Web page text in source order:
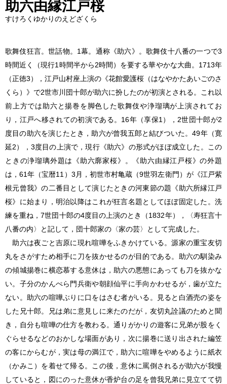
助六由縁江戸桜
すけろくゆかりのえどざくら
歌舞伎狂言。世話物。1幕。通称《助六》。歌舞伎十八番の一つで3
時間近く（現行1時間半から2時間）を要する華やかな大曲。1713年
（正徳3），江戸山村座上演の《花館愛護桜（はなやかたあいごのさ
くら）》で2世市川団十郎が助六に扮したのが初演とされる。これ以
前上方では助六と揚巻を脚色した歌舞伎や浄瑠璃が上演されてお
り，江戸へ移されての初演である。16年（享保1），2世団十郎が2
度目の助六を演じたとき，助六が曾我五郎と結びついた。49年（寛
延2），3度目の上演で，現行《助六》の形式がほぼ成立した。この
ときの浄瑠璃外題は《助六廓家桜》。《助六由縁江戸桜》の外題
は，61年（宝暦11）3月，初世市村亀蔵（9世羽左衛門）が《江戸紫
根元曾我》の二番目として演じたときの河東節の題《助六所縁江戸
桜》に始まり，明治以降はこれが狂言名題としてほぼ固定した。洗
練を重ね，7世団十郎の4度目の上演のとき（1832年），〈寿狂言十
八番の内〉と記して，団十郎家の〈家の芸〉として完成した。
助六は夜ごと吉原に現れ喧嘩をふきかけている。源家の重宝友切
丸をさがすため相手に刀を抜かせるのが目的である。助六の馴染み
の傾城揚巻に横恋慕する意休は，助六の悪態にあっても刀を抜かな
い。子分のかんぺら門兵衛や朝顔仙平に手向かわせるが，歯が立た
ない。助六の喧嘩ぶりに口をはさむ者がいる。見ると白酒売の姿を
した兄十郎。兄は弟に意見しに来たのだが，友切丸詮議のためと聞
き，自分も喧嘩の仕方を教わる。通りがかりの遊客に兄弟が股をく
ぐらせるなどのおかしな場面があり，次に揚巻に送り出された編笠
の客にからむが，実は母の満江で，助六に喧嘩をやめるように紙衣
（かみこ）を着せて帰る。この後，意休に罵倒されるが助六が我慢
していると，図にのった意休が香炉台の足を曾我兄弟に見立てて切